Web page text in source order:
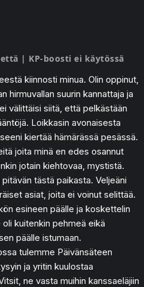
| KP-boosti ei käytössä
kiinnosti minua. Olin oppinut,
hirmuvallan suurin kannattaja ja
välittäisi siitä, että pelkästään
Loikkasin avonaisesta
kiertää hämärässä pesässä.
joita minä en edes osannut
jotain kiehtovaa, mystistä.
tästä paikasta. Veljeäni
asiat, joita ei voinut selittää.
esineen päälle ja koskettelin
kuitenkin pehmeä eikä
päälle istumaan.
tulemme Päivänsäteen
ja yritin kuulostaa
ne vasta muihin kanssaeläjiin